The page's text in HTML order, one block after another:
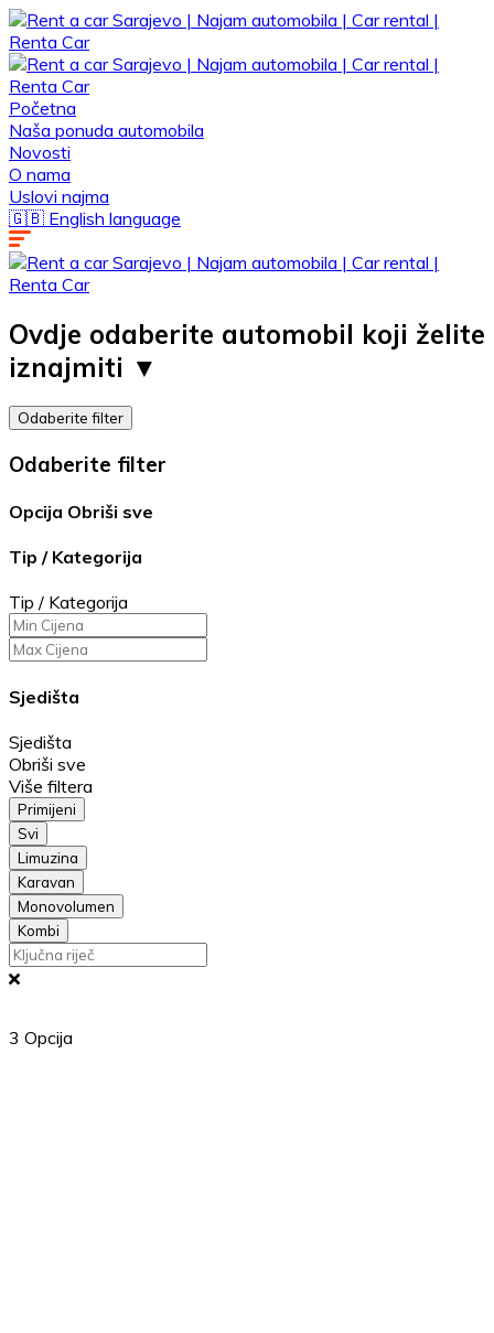
Početna
Naša ponuda automobila
Novosti
O nama
Uslovi najma
🇬🇧 English language
Ovdje odaberite automobil koji želite
iznajmiti ▼ ​
Odaberite filter
Odaberite filter
Opcija Obriši sve
Tip / Kategorija
Tip / Kategorija
Sjedišta
Sjedišta
Obriši sve
Više filtera
Primijeni
Svi
Limuzina
Karavan
Monovolumen
Kombi
3 Opcija